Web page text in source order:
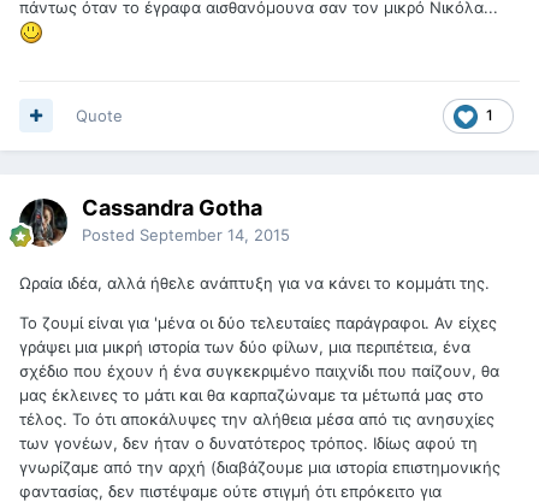
πάντως όταν το έγραφα αισθανόμουνα σαν τον μικρό Νικόλα...
1
Quote
Cassandra Gotha
Posted September 14, 2015
Ωραία ιδέα, αλλά ήθελε ανάπτυξη για να κάνει το κομμάτι της.
Το ζουμί είναι για 'μένα οι δύο τελευταίες παράγραφοι. Αν είχες
γράψει μια μικρή ιστορία των δύο φίλων, μια περιπέτεια, ένα
σχέδιο που έχουν ή ένα συγκεκριμένο παιχνίδι που παίζουν, θα
μας έκλεινες το μάτι και θα καρπαζώναμε τα μέτωπά μας στο
τέλος. Το ότι αποκάλυψες την αλήθεια μέσα από τις ανησυχίες
των γονέων, δεν ήταν ο δυνατότερος τρόπος. Ιδίως αφού τη
γνωρίζαμε από την αρχή (διαβάζουμε μια ιστορία επιστημονικής
φαντασίας, δεν πιστέψαμε ούτε στιγμή ότι επρόκειτο για